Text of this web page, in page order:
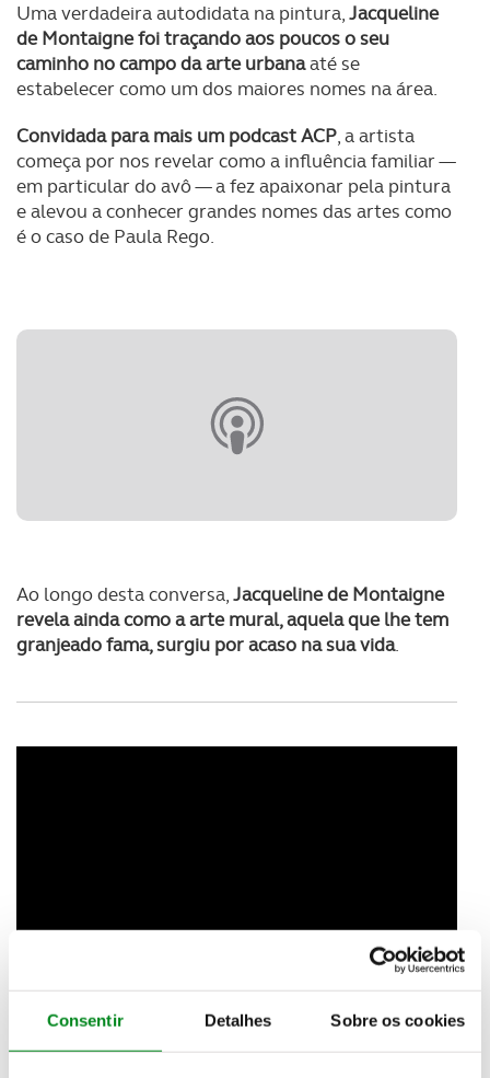
Consentir Detalhes Sobre os cookies
Uma verdadeira autodidata na pintura,Jacqueline
de Montaigne foi traçando aos poucos o seu
caminho no campo da arte urbanaaté se
estabelecer como um dos maiores nomes na área.
Convidada para mais um podcast ACP, a artista
começa por nos revelar como a influência familiar —
em particular do avô — a fez apaixonar pela pintura
e alevou a conhecer grandes nomes das artes como
é o caso de Paula Rego.
Ao longo desta conversa,Jacqueline de Montaigne
revela ainda como a arte mural, aquela que lhe tem
granjeado fama, surgiu por acaso na sua vida.